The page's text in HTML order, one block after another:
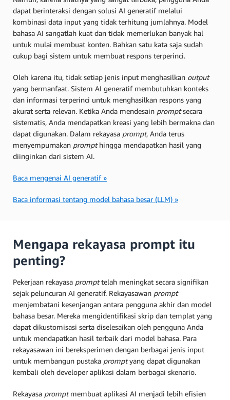
dapat berinteraksi dengan solusi AI generatif melalui
kombinasi data input yang tidak terhitung jumlahnya. Model
bahasa AI sangatlah kuat dan tidak memerlukan banyak hal
untuk mulai membuat konten. Bahkan satu kata saja sudah
cukup bagi sistem untuk membuat respons terperinci.
Oleh karena itu, tidak setiap jenis input menghasilkan output
yang bermanfaat. Sistem AI generatif membutuhkan konteks
dan informasi terperinci untuk menghasilkan respons yang
akurat serta relevan. Ketika Anda mendesain promptsecara
sistematis, Anda mendapatkan kreasi yang lebih bermakna dan
dapat digunakan. Dalam rekayasa prompt, Anda terus
menyempurnakan prompthingga mendapatkan hasil yang
diinginkan dari sistem AI.
Baca mengenai AI generatif »
Baca informasi tentang model bahasa besar (LLM) »
Mengapa rekayasa prompt itu
penting?
Pekerjaan rekayasa prompttelah meningkat secara signifikan
sejak peluncuran AI generatif. Rekayasawan prompt
menjembatani kesenjangan antara pengguna akhir dan model
bahasa besar. Mereka mengidentifikasi skrip dan templat yang
dapat dikustomisasi serta diselesaikan oleh pengguna Anda
untuk mendapatkan hasil terbaik dari model bahasa. Para
rekayasawan ini bereksperimen dengan berbagai jenis input
untuk membangun pustaka promptyang dapat digunakan
kembali oleh developer aplikasi dalam berbagai skenario.
Rekayasa promptmembuat aplikasi AI menjadi lebih efisien